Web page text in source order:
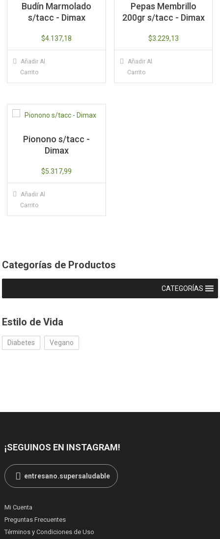
Budín Marmolado
s/tacc - Dimax
$4.137,18
Añadir Al
Carrito
Pepas Membrillo
200gr s/tacc - Dimax
$3.229,13
Añadir Al
Carrito
Pionono s/tacc -
Dimax
$5.317,99
Añadir Al
Carrito
Categorías de Productos
CATEGORÍAS
Estilo de Vida
Diabetes Vegano
¡SEGUINOS EN INSTAGRAM!
entresano.supersaludable
Mi Cuenta
Preguntas Frecuentes
Términos y Condiciones de Uso